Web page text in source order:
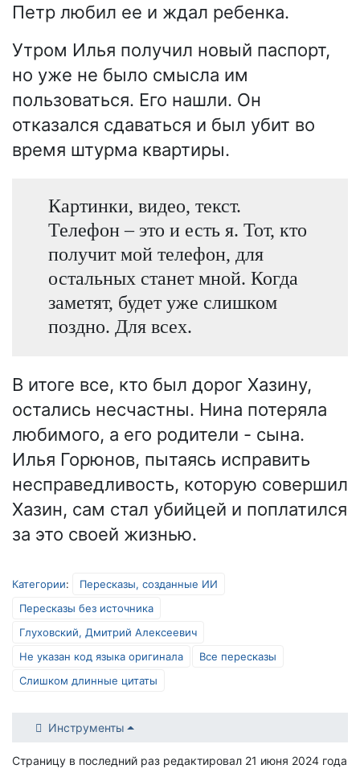
Петр любил ее и ждал ребенка.
Утром Илья получил новый паспорт,
но уже не было смысла им
пользоваться. Его нашли. Он
отказался сдаваться и был убит во
время штурма квартиры.
Картинки, видео, текст.
Телефон – это и есть я. Тот, кто
получит мой телефон, для
остальных станет мной. Когда
заметят, будет уже слишком
поздно. Для всех.
В итоге все, кто был дорог Хазину,
остались несчастны. Нина потеряла
любимого, а его родители - сына.
Илья Горюнов, пытаясь исправить
несправедливость, которую совершил
Хазин, сам стал убийцей и поплатился
за это своей жизнью.
Категории:
Пересказы, созданные ИИ
Пересказы без источника
Глуховский, Дмитрий Алексеевич
Не указан код языка оригинала
Все пересказы
Слишком длинные цитаты
Инструменты
Страницу в последний раз редактировал 21 июня 2024 года